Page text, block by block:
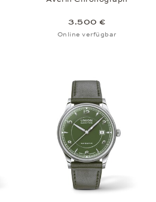
3.500 €
Online verfügbar